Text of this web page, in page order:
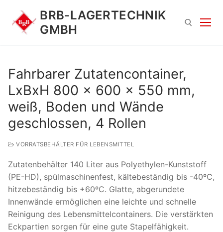
Inhalt
springen
BRB-LAGERTECHNIK
GMBH
nach:
Fahrbarer Zutatencontainer,
LxBxH 800 x 600 x 550 mm,
weiß, Boden und Wände
geschlossen, 4 Rollen
VORRATSBEHÄLTER FÜR LEBENSMITTEL
Zutatenbehälter 140 Liter aus Polyethylen-Kunststoff
(PE-HD), spülmaschinenfest, kältebeständig bis -40ºC,
hitzebeständig bis +60ºC. Glatte, abgerundete
Innenwände ermöglichen eine leichte und schnelle
Reinigung des Lebensmittelcontainers. Die verstärkten
Eckpartien sorgen für eine gute Stapelfähigkeit.